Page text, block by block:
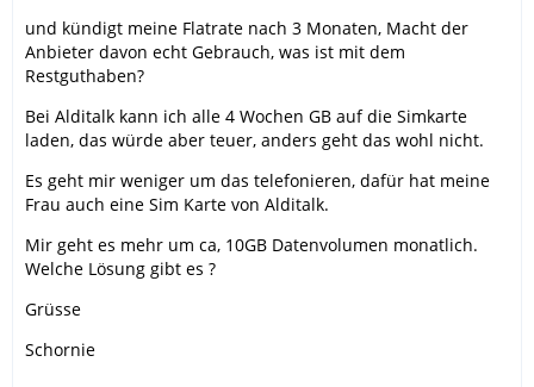
und kündigt meine Flatrate nach 3 Monaten, Macht der
Anbieter davon echt Gebrauch, was ist mit dem
Restguthaben?
Bei Alditalk kann ich alle 4 Wochen GB auf die Simkarte
laden, das würde aber teuer, anders geht das wohl nicht.
Es geht mir weniger um das telefonieren, dafür hat meine
Frau auch eine Sim Karte von Alditalk.
Mir geht es mehr um ca, 10GB Datenvolumen monatlich.
Welche Lösung gibt es ?
Grüsse
Schornie